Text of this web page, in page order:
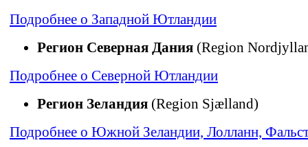
Подробнее о Западной Ютландии
Регион Северная Дания (Region
Подробнее о Северной Ютландии
Регион Зеландия (Region Sjælland)
Подробнее о Южной Зеландии, Лолланн,